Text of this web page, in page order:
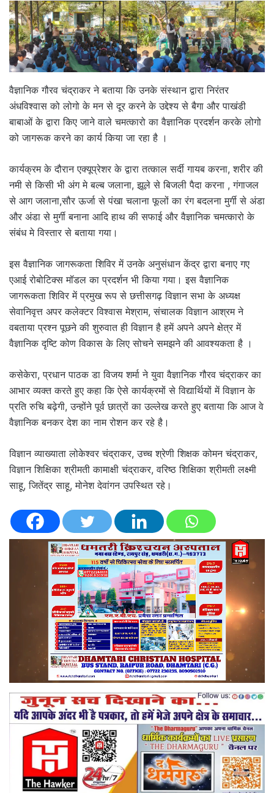
वैज्ञानिक गौरव चंद्राकर ने बताया कि उनके संस्थान द्वारा निरंतर
अंधविश्वास को लोगो के मन से दूर करने के उद्देश्य से बैगा और पाखंडी
बाबाओं के द्वारा किए जाने वाले चमत्कारो का वैज्ञानिक प्रदर्शन करके लोगो
को जागरूक करने का कार्य किया जा रहा है ।
कार्यक्रम के दौरान एक्यूप्रेशर के द्वारा तत्काल सर्दी गायब करना, शरीर की
नमी से किसी भी अंग मे बल्ब जलाना, झूले से बिजली पैदा करना , गंगाजल
से आग जलाना,सौर ऊर्जा से पंखा चलाना फूलों का रंग बदलना मुर्गी से अंडा
और अंडा से मुर्गी बनाना आदि हाथ की सफाई और वैज्ञानिक चमत्कारो के
संबंध मे विस्तार से बताया गया।
इस वैज्ञानिक जागरूकता शिविर में उनके अनुसंधान केंद्र द्वारा बनाए गए
एआई रोबोटिक्स मॉडल का प्रदर्शन भी किया गया। इस वैज्ञानिक
जागरूकता शिविर में प्रमुख रूप से छत्तीसगढ़ विज्ञान सभा के अध्यक्ष
सेवानिवृत्त अपर कलेक्टर विश्वास मेश्राम, संचालक विज्ञान आश्रम ने
वबताया प्रश्न पूछने की शुरुवात ही विज्ञान है हमें अपने अपने क्षेत्र में
वैज्ञानिक दृष्टि कोण विकास के लिए सोचने समझने की आवश्यकता है ।
कसेकेरा, प्रधान पाठक डा विजय शर्मा ने युवा वैज्ञानिक गौरव चंद्राकर का
आभार व्यक्त करते हुए कहा कि ऐसे कार्यक्रमों से विद्यार्थियों में विज्ञान के
प्रति रुचि बढ़ेगी, उन्होंने पूर्व छात्रों का उल्लेख करते हुए बताया कि आज वे
वैज्ञानिक बनकर देश का नाम रोशन कर रहे है।
विज्ञान व्याख्याता लोकेश्वर चंद्राकर, उच्च श्रेणी शिक्षक कोमन चंद्राकर,
विज्ञान शिक्षिका श्रीमती कामाक्षी चंद्राकर, वरिष्ठ शिक्षिका श्रीमती लक्ष्मी
साहू, जितेंद्र साहू, मोनेश देवांगन उपस्थित रहे।